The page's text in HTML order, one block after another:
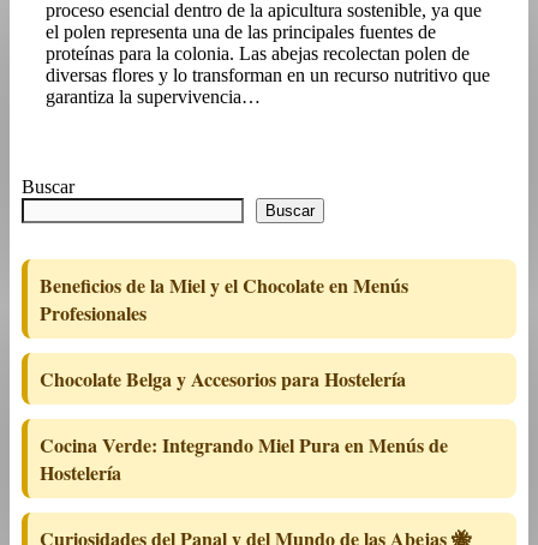
proceso esencial dentro de la apicultura sostenible, ya que
el polen representa una de las principales fuentes de
proteínas para la colonia. Las abejas recolectan polen de
diversas flores y lo transforman en un recurso nutritivo que
garantiza la supervivencia…
Buscar
Buscar
Beneficios de la Miel y el Chocolate en Menús
Profesionales
Chocolate Belga y Accesorios para Hostelería
Cocina Verde: Integrando Miel Pura en Menús de
Hostelería
Curiosidades del Panal y del Mundo de las Abejas 🐝